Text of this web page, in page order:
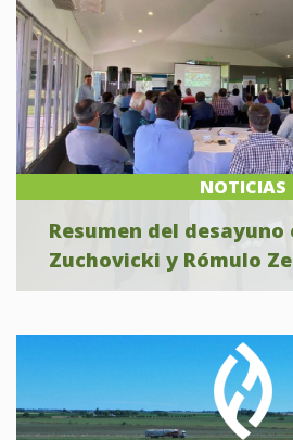
NOTICIAS
Resumen del desayuno
Zuchovicki y Rómulo